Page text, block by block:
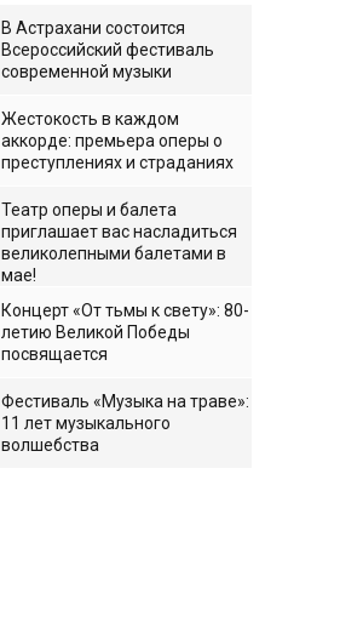
В Астрахани состоится
Всероссийский фестиваль
современной музыки
Жестокость в каждом
аккорде: премьера оперы о
преступлениях и страданиях
Театр оперы и балета
приглашает вас насладиться
великолепными балетами в
мае!
Концерт «От тьмы к свету»: 80-
летию Великой Победы
посвящается
Фестиваль «Музыка на траве»:
11 лет музыкального
волшебства